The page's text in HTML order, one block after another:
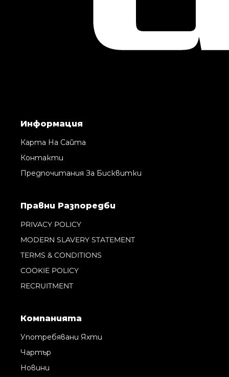
Информация
Карта На Сайта
Контакти
Предпочитания За Бисквитки
Правни Pазпоредби
PRIVACY POLICY
MODERN SLAVERY STATEMENT
TERMS & CONDITIONS
COOKIE POLICY
RECRUITMENT
Компанията
Употребявани Яхти
Чартър
Новини